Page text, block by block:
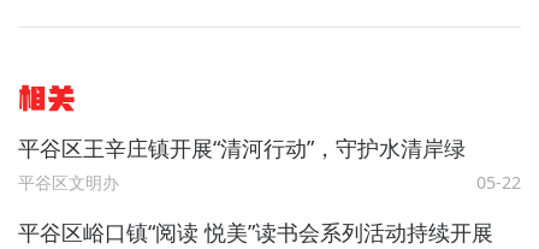
相关
平谷区王辛庄镇开展“清河行动”，守护水清岸绿
平谷区文明办 05-22
平谷区峪口镇“阅读 悦美”读书会系列活动持续开展